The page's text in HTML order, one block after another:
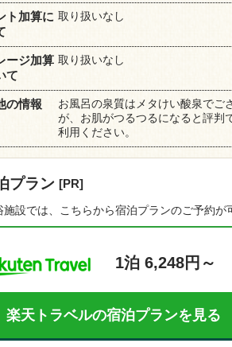
ト加算に 取り扱いなし
ージ加算
て
取り扱いなし
の情報
お風呂の泉質はメタけい酸泉でご
が、お肌がつるつるになると評判
利用ください。
プラン [PR]
施設では、こちらから宿泊プランのご予約が
1泊 6,248円～
楽天トラベルの宿泊プランを見る